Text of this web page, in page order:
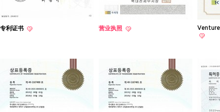
专利证书 营业执照